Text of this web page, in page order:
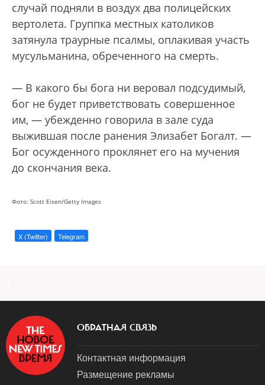
случай подняли в воздух два полицейских
вертолета. Группка местных католиков
затянула траурные псалмы, оплакивая участь
мусульманина, обреченного на смерть.
— В какого бы бога ни веровал подсудимый,
бог не будет приветствовать совершенное
им, — убежденно говорила в зале суда
выжившая после ранения Элизабет Богалт. —
Бог осужденного проклянет его на мучения
до скончания века.
Фото: Scott Eisen/Getty Images
X (Twitter) Telegram
ОБРАТНАЯ СВЯЗЬ
Контактная информация
Размещение рекламы